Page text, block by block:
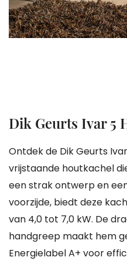
Ga
naar
het
begin
van
de
afbeeldingen-
gallerij
Dik Geurts Ivar 5
Ontdek de Dik Geurts
vrijstaande houtkachel
een strak ontwerp en
voorzijde, biedt deze
van 4,0 tot 7,0 kW. De
handgreep maakt hem
Energielabel A+ voor